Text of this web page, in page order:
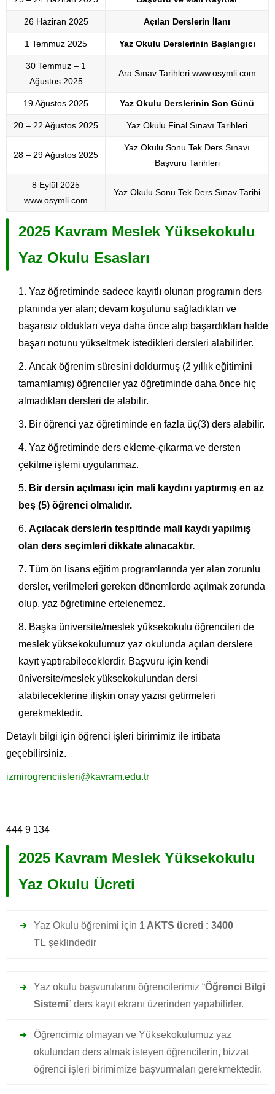
26 Haziran 2025 Açılan Derslerin İlanı
1 Temmuz 2025 Yaz Okulu Derslerinin Başlangıcı
30 Temmuz – 1
Ağustos 2025
Ara Sınav Tarihleri www.osymli.com
19 Ağustos 2025 Yaz Okulu Derslerinin Son Günü
20 – 22 Ağustos 2025 Yaz Okulu Final Sınavı Tarihleri
28 – 29 Ağustos 2025
Yaz Okulu Sonu Tek Ders Sınavı
Başvuru Tarihleri
8 Eylül 2025
www.osymli.com
Yaz Okulu Sonu Tek Ders Sınav Tarihi
2025 Kavram Meslek Yüksekokulu
Yaz Okulu Esasları
Yaz öğretiminde sadece kayıtlı olunan programın ders
planında yer alan; devam koşulunu sağladıkları ve
başarısız oldukları veya daha önce alıp başardıkları halde
başarı notunu yükseltmek istedikleri dersleri alabilirler.
Ancak öğrenim süresini doldurmuş (2 yıllık eğitimini
tamamlamış) öğrenciler yaz öğretiminde daha önce hiç
almadıkları dersleri de alabilir.
Bir öğrenci yaz öğretiminde en fazla üç(3) ders alabilir.
Yaz öğretiminde ders ekleme-çıkarma ve dersten
çekilme işlemi uygulanmaz.
Bir dersin açılması için mali kaydını yaptırmış en az
beş (5) öğrenci olmalıdır.
Açılacak derslerin tespitinde mali kaydı yapılmış
olan ders seçimleri dikkate alınacaktır.
Tüm ön lisans eğitim programlarında yer alan zorunlu
dersler, verilmeleri gereken dönemlerde açılmak zorunda
olup, yaz öğretimine ertelenemez.
Başka üniversite/meslek yüksekokulu öğrencileri de
meslek yüksekokulumuz yaz okulunda açılan derslere
kayıt yaptırabileceklerdir. Başvuru için kendi
üniversite/meslek yüksekokulundan dersi
alabileceklerine ilişkin onay yazısı getirmeleri
gerekmektedir.
Detaylı bilgi için öğrenci işleri birimimiz ile irtibata
geçebilirsiniz.
izmirogrenciisleri@kavram.edu.tr
444 9 134
2025 Kavram Meslek Yüksekokulu
Yaz Okulu Ücreti
Yaz Okulu öğrenimi için 1 AKTS ücreti : 3400
TL şeklindedir
Yaz okulu başvurularını öğrencilerimiz “Öğrenci Bilgi
Sistemi” ders kayıt ekranı üzerinden yapabilirler.
Öğrencimiz olmayan ve Yüksekokulumuz yaz
okulundan ders almak isteyen öğrencilerin, bizzat
öğrenci işleri birimimize başvurmaları gerekmektedir.